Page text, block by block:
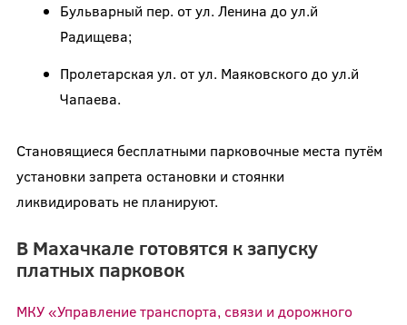
Бульварный пер. от ул. Ленина до ул.й
Радищева;
Пролетарская ул. от ул. Маяковского до ул.й
Чапаева.
Становящиеся бесплатными парковочные места путём
установки запрета остановки и стоянки
ликвидировать не планируют.
В Махачкале готовятся к запуску
платных парковок
МКУ «Управление транспорта, связи и дорожного